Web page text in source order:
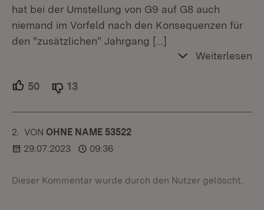
hat bei der Umstellung von G9 auf G8 auch
niemand im Vorfeld nach den Konsequenzen für
den "zusätzlichen" Jahrgang […]
Weiterlesen
50 Unterstützer.
13
2. KOMMENTAR
VON :OHNE NAME 53522
29.07.2023
09:36
Dieser Kommentar wurde durch den Nutzer gelöscht.